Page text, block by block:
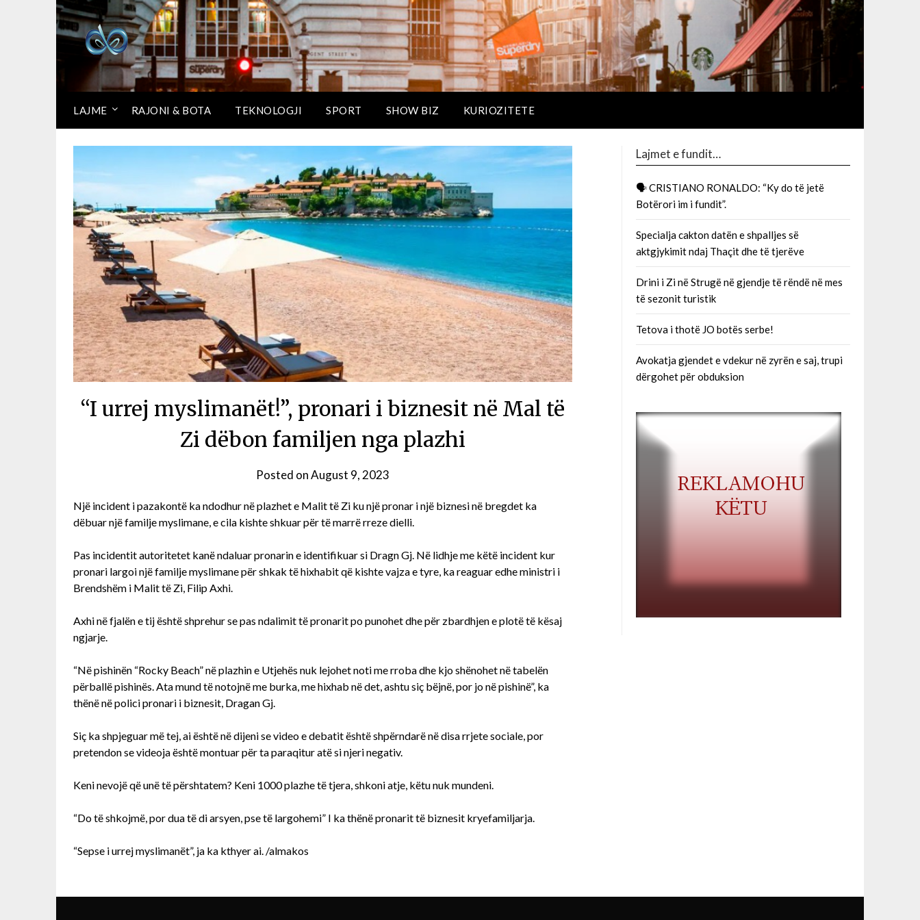
LAJME RAJONI & BOTA TEKNOLOGJI SPORT SHOW BIZ KURIOZITETE
“I urrej myslimanët!”, pronari i biznesit në Mal të
Zi dëbon familjen nga plazhi
Posted onAugust 9, 2023
Një incident i pazakontë ka ndodhur në plazhet e Malit të Zi ku një pronar i një biznesi në bregdet ka
dëbuar një familje myslimane, e cila kishte shkuar për të marrë rreze dielli.
Pas incidentit autoritetet kanë ndaluar pronarin e identifikuar si Dragn Gj. Në lidhje me këtë incident kur
pronari largoi një familje myslimane për shkak të hixhabit që kishte vajza e tyre, ka reaguar edhe ministri i
Brendshëm i Malit të Zi, Filip Axhi.
Axhi në fjalën e tij është shprehur se pas ndalimit të pronarit po punohet dhe për zbardhjen e plotë të kësaj
ngjarje.
“Në pishinën “Rocky Beach” në plazhin e Utjehës nuk lejohet noti me rroba dhe kjo shënohet në tabelën
përballë pishinës. Ata mund të notojnë me burka, me hixhab në det, ashtu siç bëjnë, por jo në pishinë”, ka
thënë në polici pronari i biznesit, Dragan Gj.
Siç ka shpjeguar më tej, ai është në dijeni se video e debatit është shpërndarë në disa rrjete sociale, por
pretendon se videoja është montuar për ta paraqitur atë si njeri negativ.
Keni nevojë që unë të përshtatem? Keni 1000 plazhe të tjera, shkoni atje, këtu nuk mundeni.
“Do të shkojmë, por dua të di arsyen, pse të largohemi” I ka thënë pronarit të biznesit kryefamiljarja.
“Sepse i urrej myslimanët”, ja ka kthyer ai. /almakos
Lajmet e fundit…
🗣 CRISTIANO RONALDO: “Ky do të jetë
Botërori im i fundit”.
Specialja cakton datën e shpalljes së
aktgjykimit ndaj Thaçit dhe të tjerëve
Drini i Zi në Strugë në gjendje të rëndë në mes
të sezonit turistik
Tetova i thotë JO botës serbe!
Avokatja gjendet e vdekur në zyrën e saj, trupi
dërgohet për obduksion